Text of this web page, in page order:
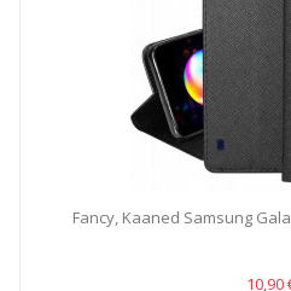
Fancy, Kaaned Samsung
10,90